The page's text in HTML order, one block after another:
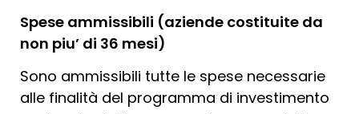
Spese ammissibili (aziende costituite da
non piu’ di 36 mesi)
Sono ammissibili tutte le spese necessarie
alle finalità del programma di investimento